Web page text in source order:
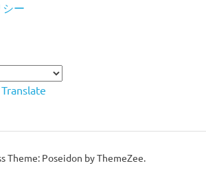
ー
Translate
Theme: Poseidon by ThemeZee.